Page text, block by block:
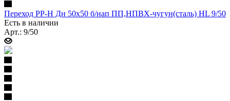
Переход PP-H Дн 50х50 б/нап ПП,НПВХ-чугун(сталь) HL 9/50
Есть в наличии
Арт.: 9/50